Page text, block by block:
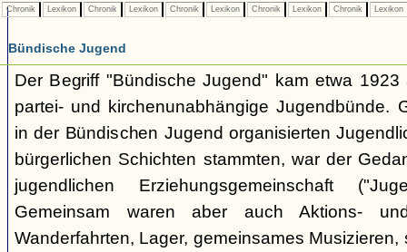
Chronik Lexikon Chronik Lexikon Chronik Lexikon Chronik Lexikon Chronik Lexikon
Bündische Jugend
Der Begriff "Bündische Jugend" kam etwa
partei- und kirchenunabhängige Jugendbünde.
in der Bündischen Jugend organisierten
bürgerlichen Schichten stammten, war der
jugendlichen Erziehungsgemeinschaft
Gemeinsam waren aber auch Aktions-
Wanderfahrten, Lager, gemeinsames